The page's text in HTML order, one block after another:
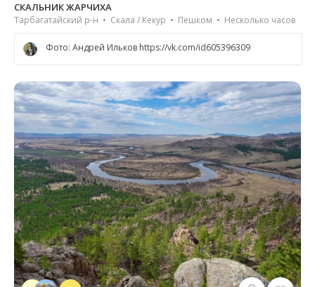
СКАЛЬНИК ЖАРЧИХА
Тарбагатайский р-н • Скала / Кекур • Пешком • Несколько часов
Фото: Андрей Ильков https://vk.com/id605396309